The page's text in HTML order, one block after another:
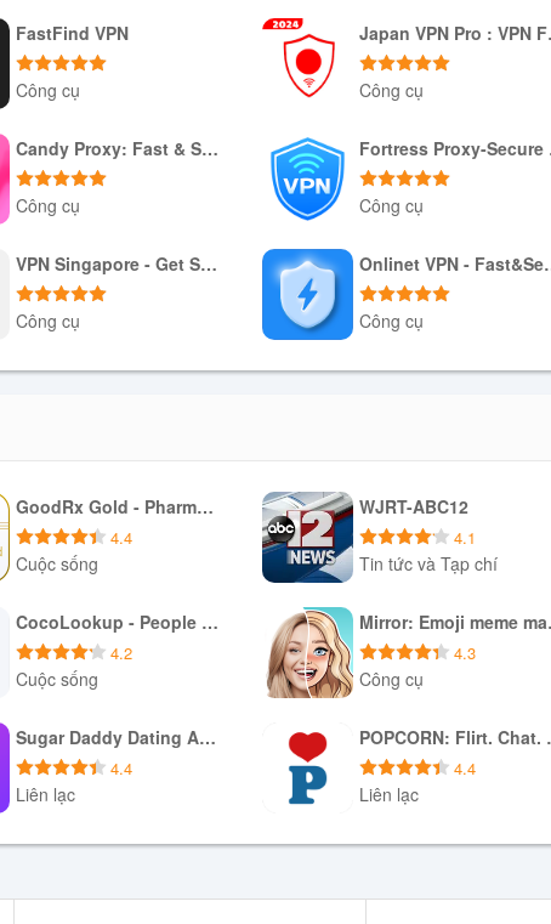
FastFind VPN
Công cụ
Tải xuống APK
Công cụ
Tải xuống APK
Candy Proxy: Fast & Safe VPN
Công cụ
Tải xuống APK
Công cụ
Tải xuống APK
VPN Singapore - Get SG IP
Công cụ
Tải xuống APK
Công cụ
Tải xuống APK
GoodRx Gold - Pharmacy Discount Card
4.4
Cuộc sống
Tải xuống APK
WJRT-ABC12
4.1
Tin tức và Tạp chí
Tải xuống APK
CocoLookup - People Finder
4.2
Cuộc sống
Tải xuống APK
4.3
Công cụ
Tải xuống APK
Sugar Daddy Dating App - Sudy
4.4
Liên lạc
Tải xuống APK
4.4
Liên lạc
Tải xuống APK